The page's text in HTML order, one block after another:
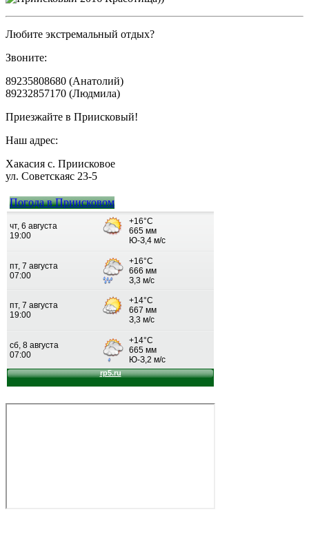
Любите экстремальный отдых?
Звоните:
89235808680 (Анатолий)
89232857170 (Людмила)
Приезжайте в Приисковый!
Наш адрес:
Хакасия с. Приисковое
ул. Советскаяс 23-5
Погода в Приисковом